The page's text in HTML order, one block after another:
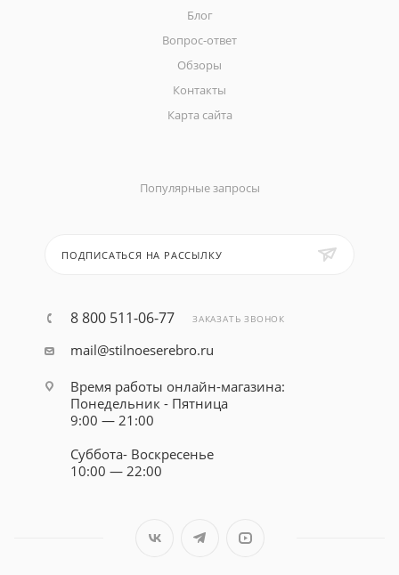
Блог
Вопрос-ответ
Обзоры
Контакты
Карта сайта
Популярные запросы
ПОДПИСАТЬСЯ НА РАССЫЛКУ
8 800 511-06-77 ЗАКАЗАТЬ ЗВОНОК
mail@stilnoeserebro.ru
Время работы онлайн-магазина:
Понедельник - Пятница
9:00 — 21:00
Суббота- Воскресенье
10:00 — 22:00